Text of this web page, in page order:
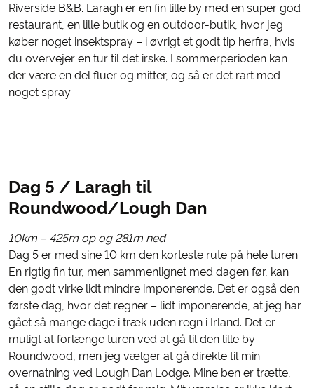
Riverside B&B. Laragh er en fin lille by med en super god
restaurant, en lille butik og en outdoor-butik, hvor jeg
køber noget insektspray – i øvrigt et godt tip herfra, hvis
du overvejer en tur til det irske. I sommerperioden kan
der være en del fluer og mitter, og så er det rart med
noget spray.
Dag 5 / Laragh til
Roundwood/Lough Dan
10km – 425m op og 281m ned
Dag 5 er med sine 10 km den korteste rute på hele turen.
En rigtig fin tur, men sammenlignet med dagen før, kan
den godt virke lidt mindre imponerende. Det er også den
første dag, hvor det regner – lidt imponerende, at jeg har
gået så mange dage i træk uden regn i Irland. Det er
muligt at forlænge turen ved at gå til den lille by
Roundwood, men jeg vælger at gå direkte til min
overnatning ved Lough Dan Lodge. Mine ben er trætte,